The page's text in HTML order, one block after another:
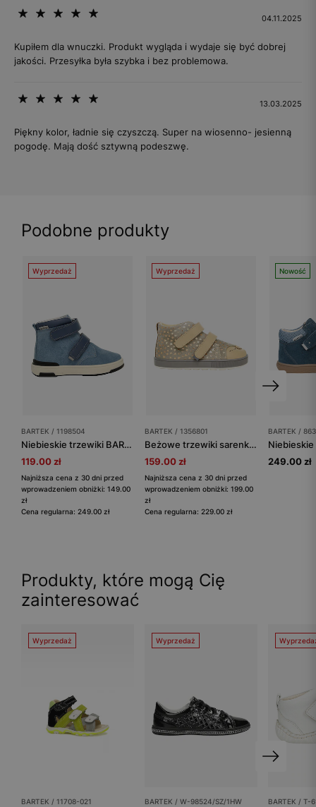
04.11.2025
Kupiłem dla wnuczki. Produkt wygląda i wydaje się być dobrej
jakości. Przesyłka była szybka i bez problemowa.
13.03.2025
Piękny kolor, ładnie się czyszczą. Super na wiosenno- jesienną
pogodę. Mają dość sztywną podeszwę.
Podobne produkty
Wyprzedaż
BARTEK / 1198504
Niebieskie trzewiki BARTEK ze skóry naturalnej 1198504
119.00 zł
Najniższa cena z 30 dni przed
wprowadzeniem obniżki: 149.00
zł
Cena regularna: 249.00 zł
Wyprzedaż
BARTEK / 1356801
Beżowe trzewiki sarenki BARTEK ze złotymi serduszkami i zwierzątkiem na nosku 1356801
159.00 zł
Najniższa cena z 30 dni przed
wprowadzeniem obniżki: 199.00
zł
Cena regularna: 229.00 zł
Nowość
BARTEK /
249.00 zł
Produkty, które mogą Cię
zainteresować
Wyprzedaż
BARTEK / 11708-021
Wyprzedaż
BARTEK / W-98524/SZ/1HW BARTEK / T-